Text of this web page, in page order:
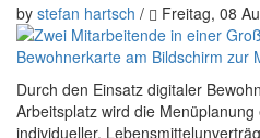
by stefan hartsch / Freitag, 08
Durch den Einsatz digitaler
Arbeitsplatz wird die
individueller.